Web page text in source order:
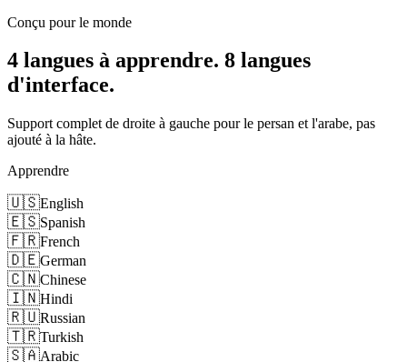
Conçu pour le monde
4 langues à apprendre. 8 langues
d'interface.
Support complet de droite à gauche pour le persan et l'arabe, pas
ajouté à la hâte.
Apprendre
🇺🇸English
🇪🇸Spanish
🇫🇷French
🇩🇪German
🇨🇳Chinese
🇮🇳Hindi
🇷🇺Russian
🇹🇷Turkish
🇸🇦Arabic